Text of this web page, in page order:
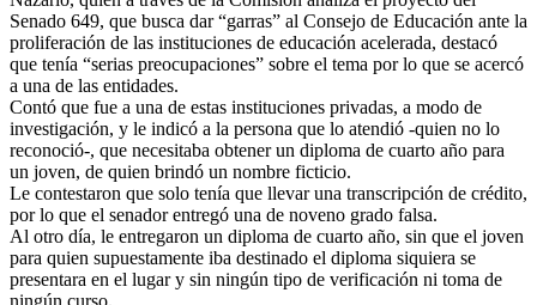
Senado 649, que busca dar “garras” al Consejo de Educación ante la
proliferación de las instituciones de educación acelerada, destacó
que tenía “serias preocupaciones” sobre el tema por lo que se acercó
a una de las entidades.
Contó que fue a una de estas instituciones privadas, a modo de
investigación, y le indicó a la persona que lo atendió -quien no lo
reconoció-, que necesitaba obtener un diploma de cuarto año para
un joven, de quien brindó un nombre ficticio.
Le contestaron que solo tenía que llevar una transcripción de crédito,
por lo que el senador entregó una de noveno grado falsa.
Al otro día, le entregaron un diploma de cuarto año, sin que el joven
para quien supuestamente iba destinado el diploma siquiera se
presentara en el lugar y sin ningún tipo de verificación ni toma de
ningún curso.